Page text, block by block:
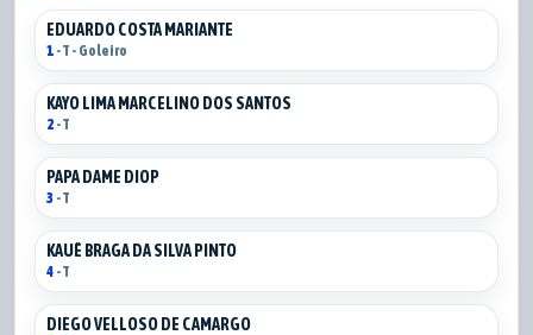
EDUARDO COSTA MARIANTE
1 - T - Goleiro
KAYO LIMA MARCELINO DOS SANTOS
2- T
PAPA DAME DIOP
3 - T
KAUÊ BRAGA DA SILVA PINTO
4 - T
DIEGO VELLOSO DE CAMARGO